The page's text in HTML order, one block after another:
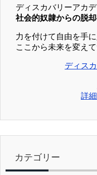
ディスカバリーアカ
社会的奴隷からの脱却
力を付けて自由を手に
ここから未来を変えて
ディス
詳
カテゴリー